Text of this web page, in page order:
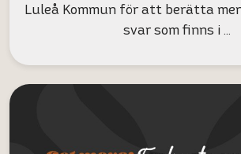
Luleå Kommun för att berätta
svar som finns i …